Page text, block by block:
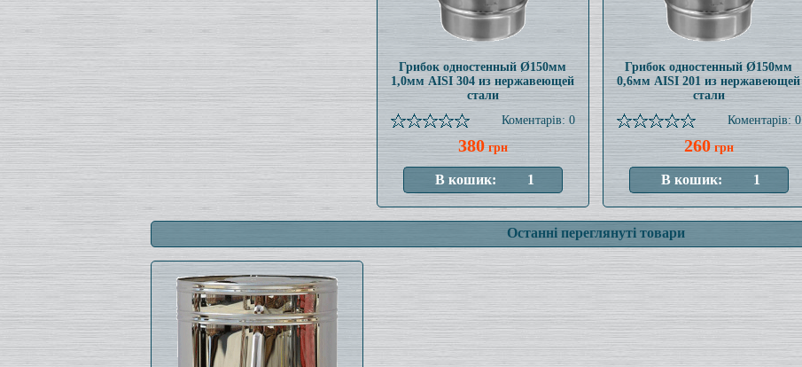
Грибок одностенный Ø150мм
1,0мм AISI 304 из нержавеющей
стали
Коментарів: 0
380грн
Грибок одностенный Ø150мм
0,6мм AISI 201 из нержавеющей
стали
Коментарів: 0
260грн
Останні переглянуті товари